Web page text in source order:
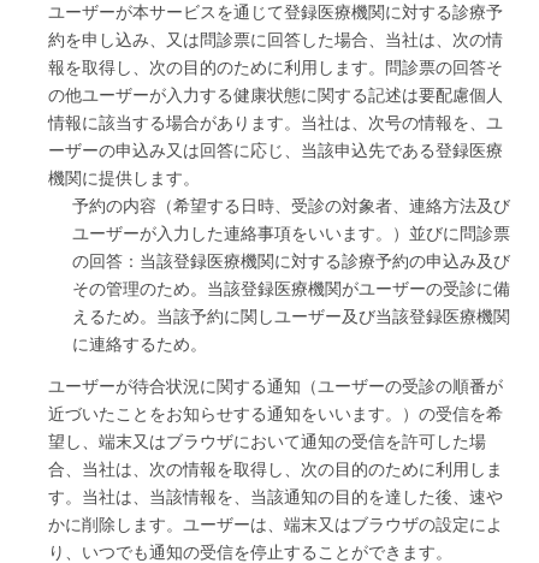
ユーザーが本サービスを通じて登録医療機関に対する診療予
約を申し込み、又は問診票に回答した場合、当社は、次の情
報を取得し、次の目的のために利用します。問診票の回答そ
の他ユーザーが入力する健康状態に関する記述は要配慮個人
情報に該当する場合があります。当社は、次号の情報を、ユ
ーザーの申込み又は回答に応じ、当該申込先である登録医療
機関に提供します。
予約の内容（希望する日時、受診の対象者、連絡方法及び
ユーザーが入力した連絡事項をいいます。）並びに問診票
の回答：当該登録医療機関に対する診療予約の申込み及び
その管理のため。当該登録医療機関がユーザーの受診に備
えるため。当該予約に関しユーザー及び当該登録医療機関
に連絡するため。
ユーザーが待合状況に関する通知（ユーザーの受診の順番が
近づいたことをお知らせする通知をいいます。）の受信を希
望し、端末又はブラウザにおいて通知の受信を許可した場
合、当社は、次の情報を取得し、次の目的のために利用しま
す。当社は、当該情報を、当該通知の目的を達した後、速や
かに削除します。ユーザーは、端末又はブラウザの設定によ
り、いつでも通知の受信を停止することができます。